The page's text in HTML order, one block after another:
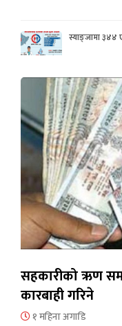
स्याङ्जामा ३४४
सहकारीको ऋण
कारबाही गरिने
१ महिना अगाडि